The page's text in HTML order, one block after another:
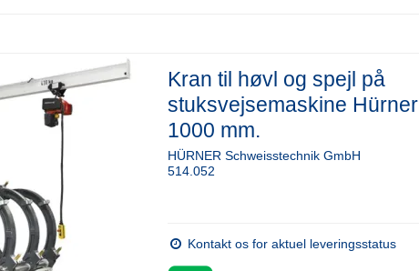
Kran til høvl og spejl på
stuksvejsemaskine Hürner
1000 mm.
HÜRNER Schweisstechnik GmbH
514.052
Kontakt os for aktuel leveringsstatus